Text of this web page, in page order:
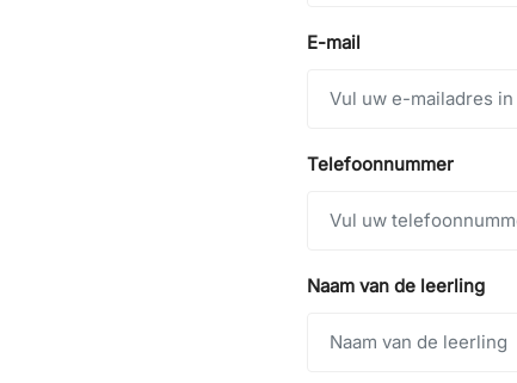
E-mail
Telefoonnummer
Naam van de leerling